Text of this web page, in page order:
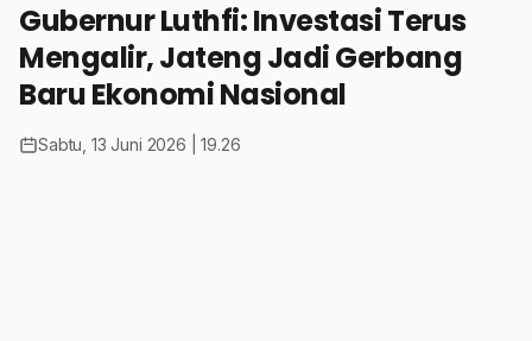
Gubernur Luthfi: Investasi Terus
Mengalir, Jateng Jadi Gerbang
Baru Ekonomi Nasional
Sabtu, 13 Juni 2026 | 19.26